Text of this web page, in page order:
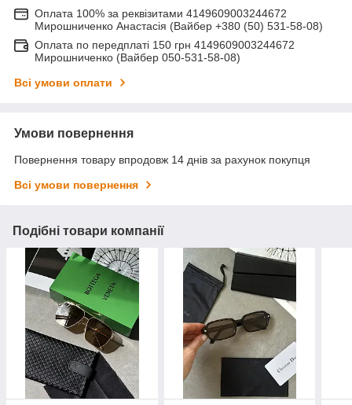
Оплата 100% за реквізитами 4149609003244672
Мирошниченко Анастасія (Вайбер +380 (50) 531-58-08)
Оплата по передплаті 150 грн 4149609003244672
Мирошниченко (Вайбер 050-531-58-08)
Всі умови оплати
Умови повернення
Повернення товару впродовж 14 днів за рахунок покупця
Всі умови повернення
Подібні товари компанії